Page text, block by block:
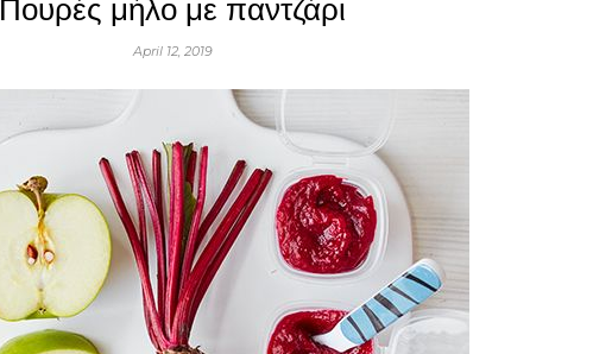
Πουρές μήλο με παντζάρι
April 12, 2019